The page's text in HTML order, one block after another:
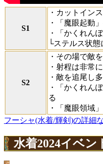
S1
・カットイン
・「魔眼起動
・「かくれん
└ステルス状態
S2
・その場で敵
・射程は非常
・敵を追尾し
・「かくれん
る
・「魔眼領域
フーシャ(水着/輝剣)の詳細
水着2024イベン